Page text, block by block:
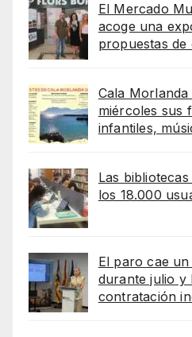
El Mercado
acoge una
propuestas de
Cala
miércoles sus
infantiles,
Las
los 18.000
El paro cae
durante julio y
contratación